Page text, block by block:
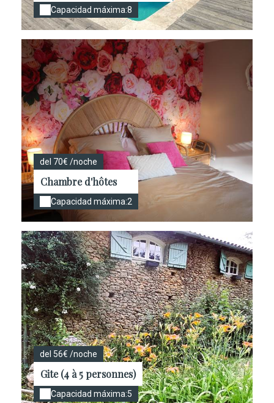
Capacidad máxima:8
del 70€ /noche
Chambre d'hôtes
Capacidad máxima:2
del 56€ /noche
Gite (4 à 5 personnes)
Capacidad máxima:5